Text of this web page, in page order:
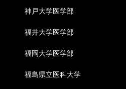
神戸大学医学部
福井大学医学部
福岡大学医学部
福島県立医科大学